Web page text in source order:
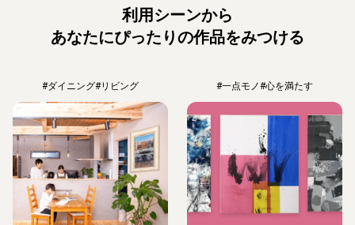
利用シーンから
あなたにぴったりの作品をみつける
#ダイニング#リビング #一点モノ#心を満たす